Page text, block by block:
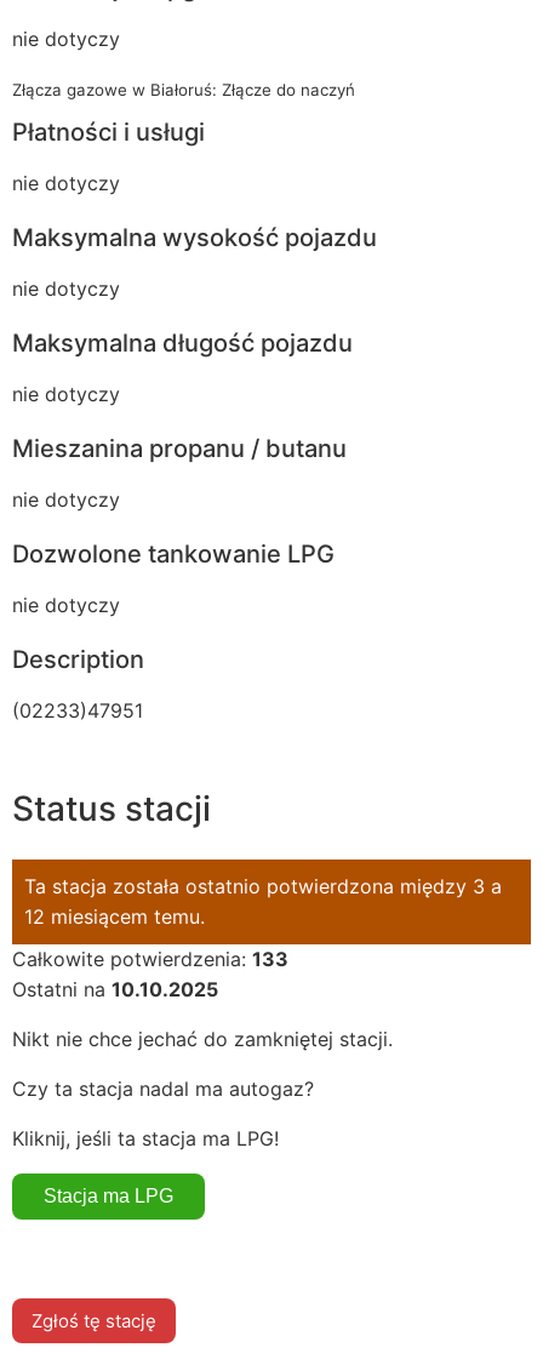
nie dotyczy
Złącza gazowe w Białoruś: Złącze do naczyń
Płatności i usługi
nie dotyczy
Maksymalna wysokość pojazdu
nie dotyczy
Maksymalna długość pojazdu
nie dotyczy
Mieszanina propanu / butanu
nie dotyczy
Dozwolone tankowanie LPG
nie dotyczy
Description
(02233)47951
Status stacji
Ta stacja została ostatnio potwierdzona między 3 a
12 miesiącem temu.
Całkowite potwierdzenia: 133
Ostatni na 10.10.2025
Nikt nie chce jechać do zamkniętej stacji.
Czy ta stacja nadal ma autogaz?
Kliknij, jeśli ta stacja ma LPG!
Zgłoś tę stację